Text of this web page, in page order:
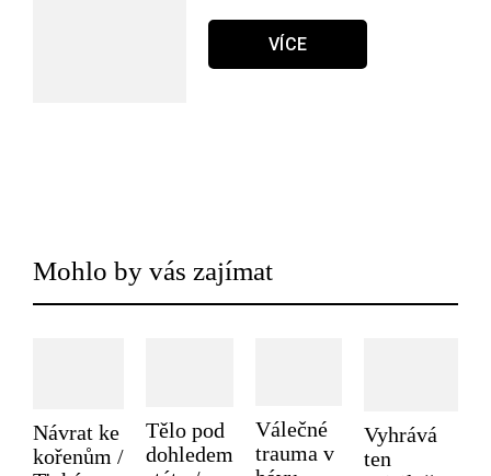
VÍCE
Mohlo by vás zajímat
Návrat ke
kořenům /
Tělo pod
dohledem
Válečné
trauma v
Vyhrává
ten